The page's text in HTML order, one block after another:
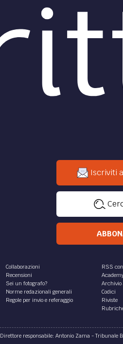
Iscriviti
Collaborazioni
Recensioni
Sei un fotografo?
Norme redazionali generali
Regole per invio e referaggio
RSS
Archivio
Codici
Riviste
Direttore responsabile: Antonio Zama - Tribunale